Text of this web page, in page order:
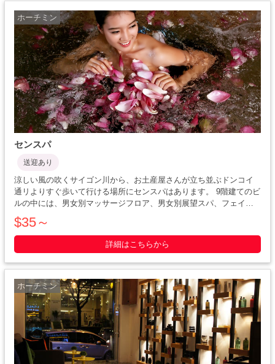
ホーチミン
センスパ
送迎あり
涼しい風の吹くサイゴン川から、お土産屋さんが立ち並ぶドンコイ
通リよりすぐ歩いて行ける場所にセンスパはあります。 9階建てのビ
ルの中には、男女別マッサージフロア、男女別展望スパ、フェイシ
ャルルーム、フットマッサージルーム、個室VIPルームがあります。
$35～
詳細はこちらから
ホーチミン